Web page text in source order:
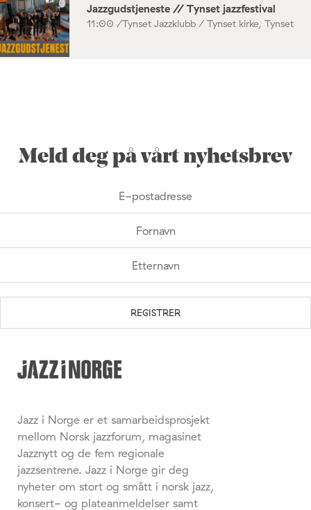
Jazzgudstjeneste // Tynset jazzfestival
11:00 /Tynset Jazzklubb / Tynset kirke, Tynset
Meld deg på vårt nyhetsbrev
Jazz i Norge er et samarbeidsprosjekt
mellom Norsk jazzforum, magasinet
Jazznytt og de fem regionale
jazzsentrene. Jazz i Norge gir deg
nyheter om stort og smått i norsk jazz,
konsert- og plateanmeldelser samt